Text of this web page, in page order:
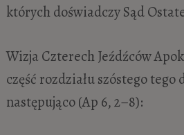
których doświadczy Sąd
Wizja Czterech Jeźdźców
część rozdziału szóstego tego
następująco (Ap 6, 2–8):